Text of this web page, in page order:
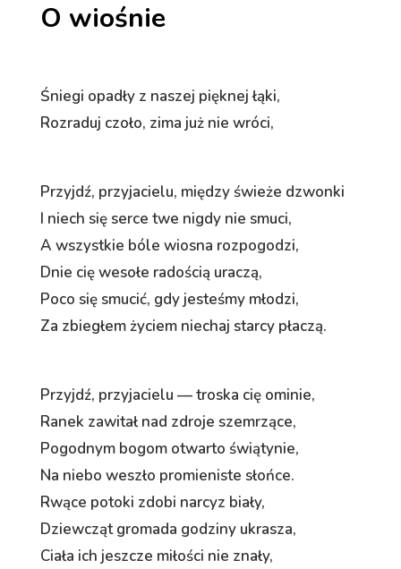
O wiośnie
Śniegi opadły z naszej pięknej łąki,
Rozraduj czoło, zima już nie wróci,
Przyjdź, przyjacielu, między świeże dzwonki
I niech się serce twe nigdy nie smuci,
A wszystkie bóle wiosna rozpogodzi,
Dnie cię wesołe radością uraczą,
Poco się smucić, gdy jesteśmy młodzi,
Za zbiegłem życiem niechaj starcy płaczą.
Przyjdź, przyjacielu — troska cię ominie,
Ranek zawitał nad zdroje szemrzące,
Pogodnym bogom otwarto świątynie,
Na niebo weszło promieniste słońce.
Rwące potoki zdobi narcyz biały,
Dziewcząt gromada godziny ukrasza,
Ciała ich jeszcze miłości nie znały,